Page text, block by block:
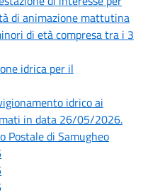
di animazione mattutina
di età compresa tra i 3
idrica per il
idrico ai
in data 26/05/2026.
Postale di Samugheo